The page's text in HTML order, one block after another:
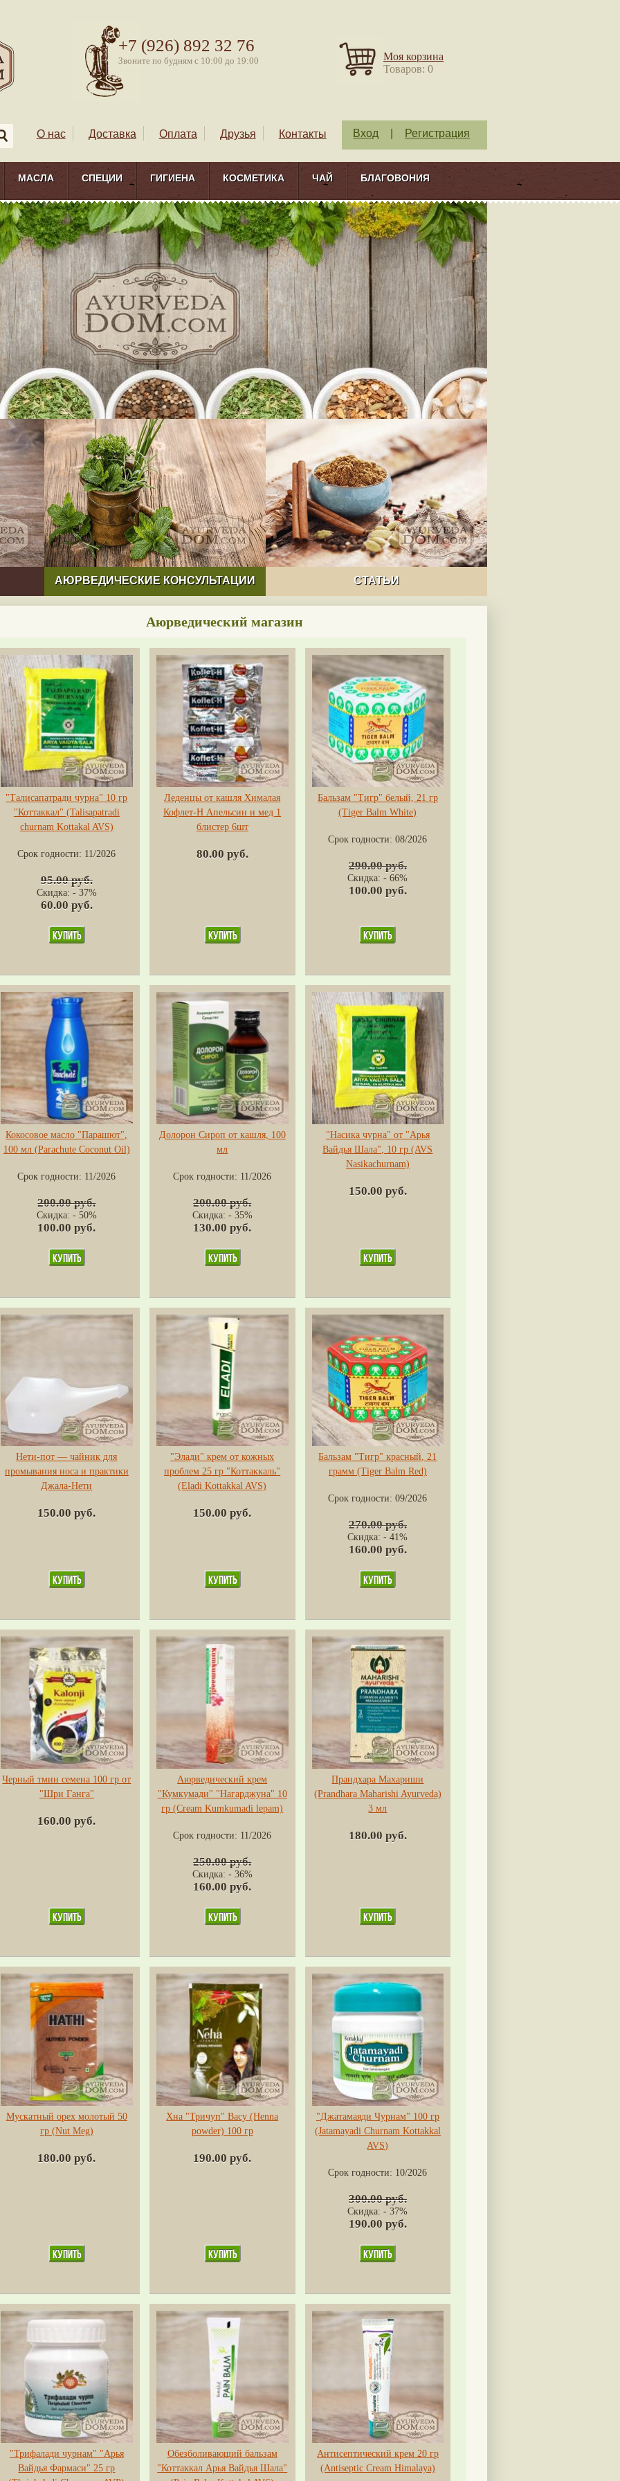
+7 (926) 892 32 76
Звоните по будням с 10:00 до 19:00
Моя корзина
Товаров: 0
О нас Доставка Оплата Друзья Контакты Вход Регистрация
МАСЛА СПЕЦИИ ГИГИЕНА КОСМЕТИКА ЧАЙ БЛАГОВОНИЯ
АЮРВЕДИЧЕСКИЕ КОНСУЛЬТАЦИИ СТАТЬИ
Аюрведический магазин
"Талисапатради чурна" 10 гр
"Коттаккал" (Talisapatradi
churnam Kottakal AVS)
Срок годности: 11/2026
95.00 руб.
Скидка: - 37%
60.00 руб.
Леденцы от кашля Хималая
Кофлет-H Апельсин и мед 1
блистер 6шт
80.00 руб.
Бальзам "Тигр" белый, 21 гр
(Tiger Balm White)
Срок годности:08/2026
290.00 руб.
Скидка: - 66%
100.00 руб.
Кокосовое масло "Парашют",
100 мл (Parachute Coconut Oil)
Срок годности: 11/2026
200.00 руб.
Скидка: - 50%
100.00 руб.
Долорон Сироп от кашля, 100
мл
Срок годности: 11/2026
200.00 руб.
Скидка: - 35%
130.00 руб.
"Насика чурна" от "Арья
Вайдья Шала", 10 гр (AVS
Nasikachurnam)
150.00 руб.
Нети-пот — чайник для
промывания носа и практики
Джала-Нети
150.00 руб.
"Элади" крем от кожных
проблем 25 гр "Коттаккаль"
(Eladi Kottakkal AVS)
150.00 руб.
Бальзам "Тигр" красный, 21
грамм (Tiger Balm Red)
Срок годности:09/2026
270.00 руб.
Скидка: - 41%
160.00 руб.
Черный тмин семена 100 гр от
"Шри Ганга"
160.00 руб.
Аюрведический крем
"Кумкумади" "Нагарджуна" 10
гр (Cream Kumkumadi lepam)
Срок годности: 11/2026
250.00 руб.
Скидка: - 36%
160.00 руб.
Прандхара Махариши
(Prandhara Maharishi Ayurvedа)
3 мл
180.00 руб.
Мускатный орех молотый 50
гр (Nut Meg)
180.00 руб.
Хна "Тричуп" Васу (Henna
powder) 100 гр
190.00 руб.
"Джатамаяди Чурнам" 100 гр
(Jatamayadi Churnam Kottakkal
AVS)
Срок годности: 10/2026
300.00 руб.
Скидка: - 37%
190.00 руб.
"Трифалади чурнам" "Арья
Вайдья Фармаси" 25 гр
Обезболивающий бальзам
"Коттаккал Арья Вайдья Шала"
Антисептический крем 20 гр
(Antiseptic Cream Himalaya)